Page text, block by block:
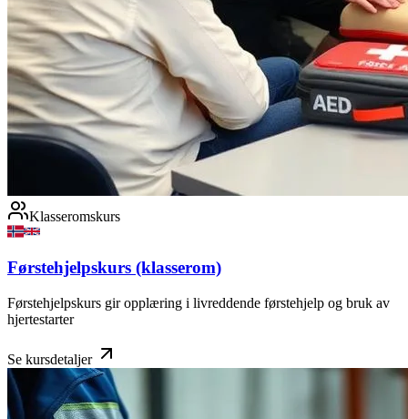
Klasseromskurs
Førstehjelpskurs (klasserom)
Førstehjelpskurs gir opplæring i livreddende førstehjelp og bruk av
hjertestarter
Se kursdetaljer